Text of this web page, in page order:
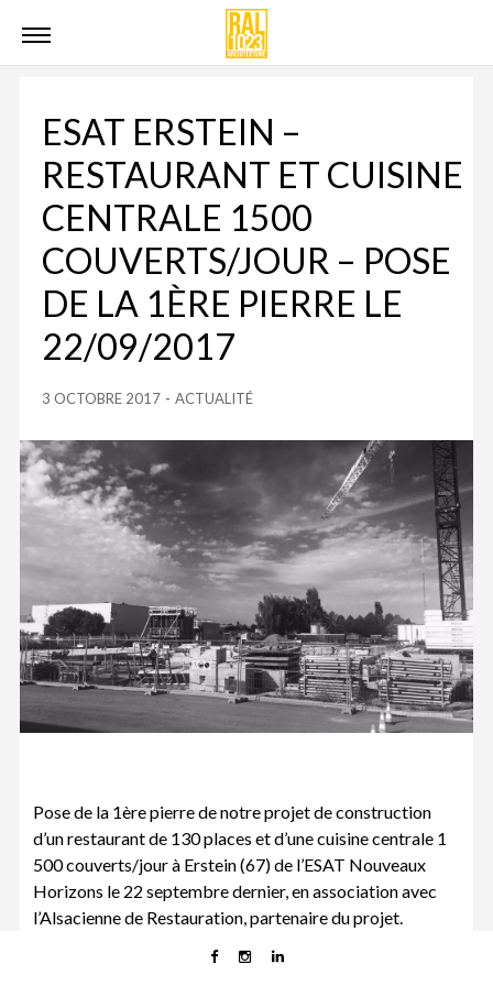
ESAT ERSTEIN –
RESTAURANT ET CUISINE
CENTRALE 1500
COUVERTS/JOUR – POSE
DE LA 1ÈRE PIERRE LE
22/09/2017
3 OCTOBRE 2017 - ACTUALITÉ
Pose de la 1ère pierre de notre projet de construction
d’un restaurant de 130 places et d’une cuisine centrale 1
500 couverts/jour à Erstein (67) de l’ESAT Nouveaux
Horizons le 22 septembre dernier, en association avec
l’Alsacienne de Restauration, partenaire du projet.
Beaucoup de monde, de beaux discours et une grande